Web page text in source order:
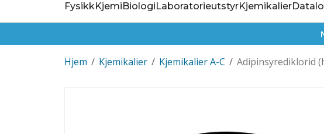
FysikkKjemiBiologiLaboratorieutstyrKjemikalier
/
Hjem /
Kjemikalier /
Kjemikalier A-C Adipinsyrediklorid